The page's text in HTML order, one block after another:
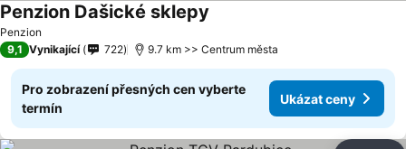
Penzion
Penzion Dašické sklepy
9,1 Vynikající 722 9.7 km >> Centrum města
Pro zobrazení přesných cen vyberte
termín
Ukázat ceny